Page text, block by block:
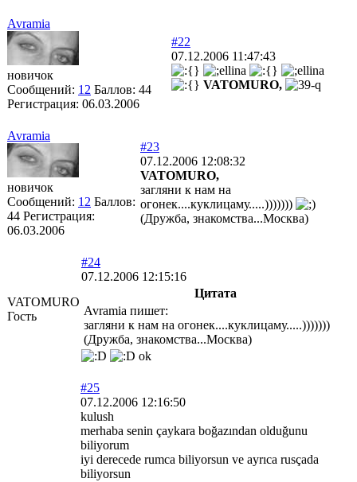
Avramia
новичок
Сообщений: 12 Баллов: 44
Регистрация: 06.03.2006
#22
07.12.2006 11:47:43
VATOMURO,
Avramia
новичок
Сообщений: 12 Баллов:
44 Регистрация:
06.03.2006
#23
07.12.2006 12:08:32
VATOMURO,
загляни к нам на
огонек....куклицаму.....)))))))
(Дружба, знакомства...Москва)
VATOMURO
Гость
#24
07.12.2006 12:15:16
Цитата
Avramia пишет:
загляни к нам на огонек....куклицаму.....)))))))
(Дружба, знакомства...Москва)
ok
#25
07.12.2006 12:16:50
kulush
merhaba senin çaykara boğazından olduğunu
biliyorum
iyi derecede rumca biliyorsun ve ayrıca rusçada
biliyorsun